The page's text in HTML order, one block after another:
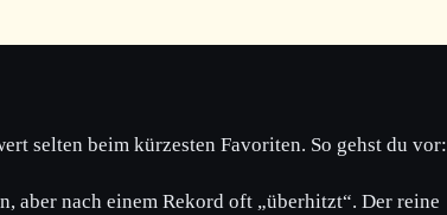
selten beim kürzesten Favoriten. So gehst du vor:
aber nach einem Rekord oft „überhitzt“. Der reine